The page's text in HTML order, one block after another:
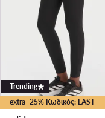
extra -25% Κωδικός: LAST
Trending